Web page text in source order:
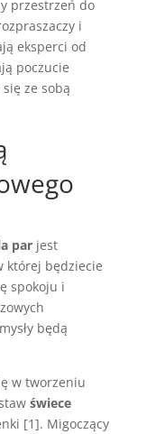
przestrzeń do
i
eksperci od
poczucie
ze sobą
par jest
której będziecie
spokoju i
będą
w tworzeniu
świece
[1]. Migoczący